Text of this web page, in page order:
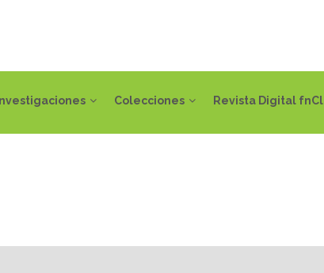
Colecciones Revista Digital fnCl